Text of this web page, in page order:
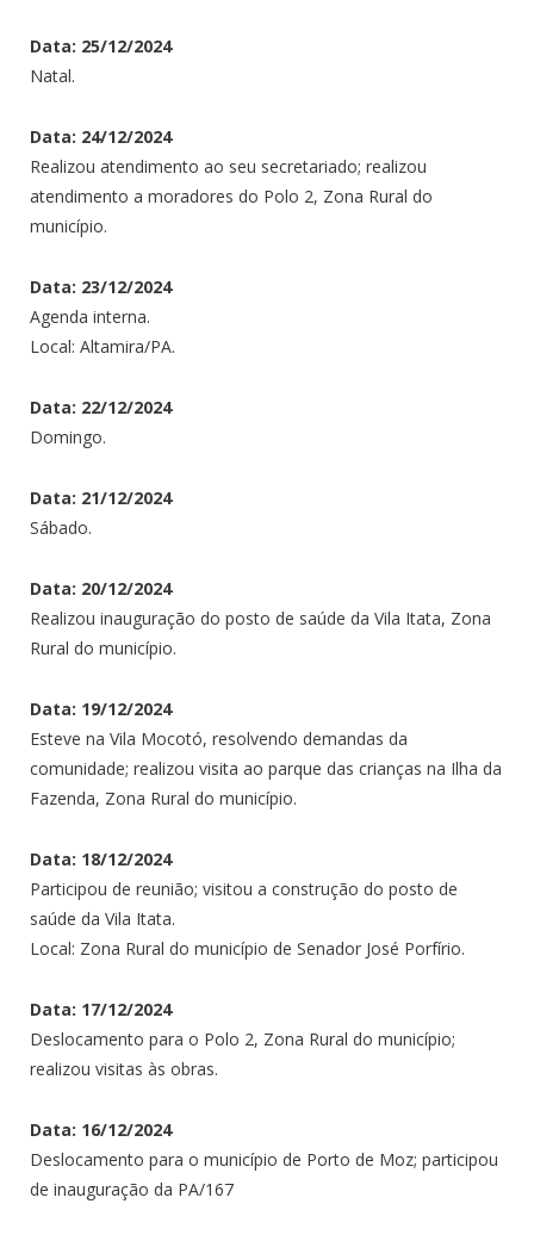
Data: 25/12/2024
Natal.
Data: 24/12/2024
Realizou atendimento ao seu secretariado; realizou
atendimento a moradores do Polo 2, Zona Rural do
município.
Data: 23/12/2024
Agenda interna.
Local: Altamira/PA.
Data: 22/12/2024
Domingo.
Data: 21/12/2024
Sábado.
Data: 20/12/2024
Realizou inauguração do posto de saúde da Vila Itata, Zona
Rural do município.
Data: 19/12/2024
Esteve na Vila Mocotó, resolvendo demandas da
comunidade; realizou visita ao parque das crianças na Ilha da
Fazenda, Zona Rural do município.
Data: 18/12/2024
Participou de reunião; visitou a construção do posto de
saúde da Vila Itata.
Local: Zona Rural do município de Senador José Porfírio.
Data: 17/12/2024
Deslocamento para o Polo 2, Zona Rural do município;
realizou visitas às obras.
Data: 16/12/2024
Deslocamento para o município de Porto de Moz; participou
de inauguração da PA/167